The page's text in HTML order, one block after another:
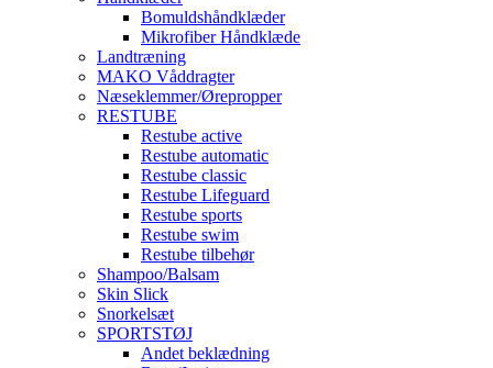
Bomuldshåndklæder
Mikrofiber Håndklæde
Landtræning
MAKO Våddragter
Næseklemmer/Ørepropper
RESTUBE
Restube active
Restube automatic
Restube classic
Restube Lifeguard
Restube sports
Restube swim
Restube tilbehør
Shampoo/Balsam
Skin Slick
Snorkelsæt
SPORTSTØJ
Andet beklædning